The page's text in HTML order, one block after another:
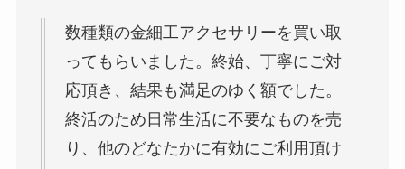
数種類の金細工アクセサリーを買い取
ってもらいました。終始、丁寧にご対
応頂き、結果も満足のゆく額でした。
終活のため日常生活に不要なものを売
り、他のどなたかに有効にご利用頂け